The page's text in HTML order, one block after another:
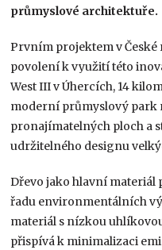
průmyslové architektuře.
Prvním projektem v
povolení k využití této
West III v Úhercích, 14
moderní průmyslový park
pronajímatelných ploch a
udržitelného designu
Dřevo jako hlavní
řadu environmentálních
materiál s nízkou
přispívá k minimalizaci